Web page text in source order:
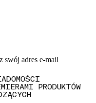
swój adres e-mail
PRODUKTÓW